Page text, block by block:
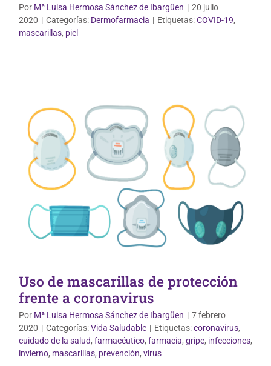
Por Mª Luisa Hermosa Sánchez de Ibargüen | 20 julio
2020 | Categorías: Dermofarmacia | Etiquetas:COVID-19,
mascarillas, piel
Uso de mascarillas de protección
frente a coronavirus
Por Mª Luisa Hermosa Sánchez de Ibargüen | 7 febrero
2020 | Categorías:Vida Saludable | Etiquetas:coronavirus,
cuidado de la salud, farmacéutico, farmacia, gripe, infecciones,
invierno, mascarillas, prevención, virus